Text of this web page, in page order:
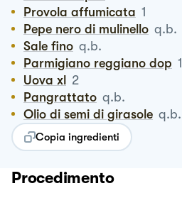
Provola affumicata 1
Pepe nero di mulinello q.b.
Sale fino q.b.
Parmigiano reggiano dop 1
Uova xl 2
Pangrattato q.b.
Olio di semi di girasole q.b.
Copia ingredienti
Procedimento